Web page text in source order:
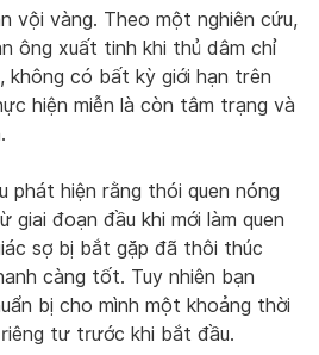
vội vàng. Theo một nghiên cứu,
ông xuất tinh khi thủ dâm chỉ
không có bất kỳ giới hạn trên
hiện miễn là còn tâm trạng và
phát hiện rằng thói quen nóng
đoạn đầu khi mới làm quen
sợ bị bắt gặp đã thôi thúc
càng tốt. Tuy nhiên bạn
bị cho mình một khoảng thời
tư trước khi bắt đầu.